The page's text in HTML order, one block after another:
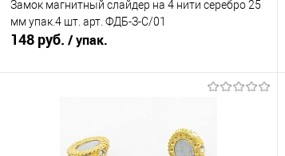
Замок магнитный слайдер на 4 нити серебро 25
мм упак.4 шт. арт. ФДБ-З-С/01
148 руб. / упак.
Сравнение